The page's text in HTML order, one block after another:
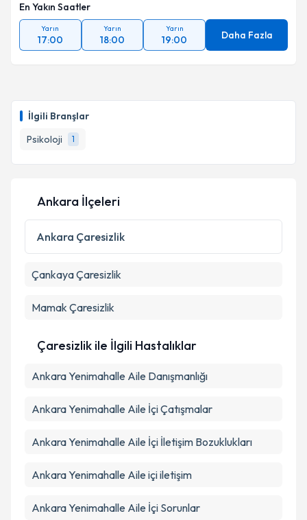
İlgili Branşlar
Psikoloji
1
En Yakın Saatler
Yarın
17:00
Yarın
18:00
Yarın
19:00 Daha Fazla
Ankara İlçeleri
Ankara Çaresizlik
ÇankayaÇaresizlik
Mamak Çaresizlik
Çaresizlik ile İlgili Hastalıklar
Ankara Yenimahalle Aile Danışmanlığı
Ankara Yenimahalle Aile İçi Çatışmalar
Ankara Yenimahalle Aile İçi İletişim Bozuklukları
Ankara Yenimahalle Aile içi iletişim
Ankara Yenimahalle Aile İçi Sorunlar